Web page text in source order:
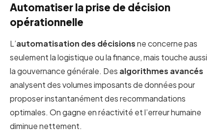
Automatiser la prise de décision
opérationnelle
L’automatisation des décisionsne concerne pas
seulement la logistique ou la finance, mais touche aussi
la gouvernance générale. Des algorithmes avancés
analysent des volumes imposants de données pour
proposer instantanément des recommandations
optimales. On gagne en réactivité et l’erreur humaine
diminue nettement.